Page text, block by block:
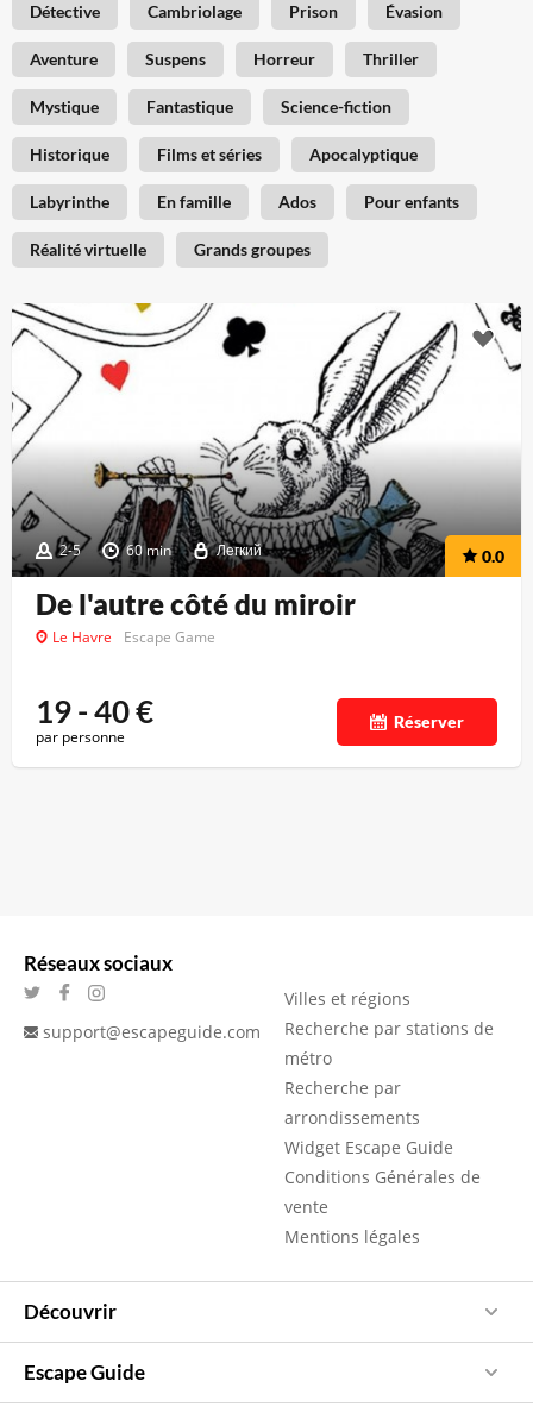
Détective Cambriolage Prison Évasion
Aventure Suspens Horreur Thriller
Mystique Fantastique Science-fiction
Historique Films et séries Apocalyptique
Labyrinthe En famille Ados Pour enfants
Réalité virtuelle Grands groupes
2-5 60 min Легкий 0.0
De l'autre côté du miroir
Le Havre Escape Game
19 - 40€
par personne
Réserver
Réseaux sociaux
support@escapeguide.com
Villes et régions
Recherche par stations de
métro
Recherche par
arrondissements
Widget Escape Guide
Conditions Générales de
vente
Mentions légales
Découvrir
Escape Guide